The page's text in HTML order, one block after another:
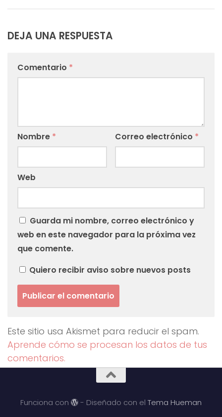
DEJA UNA RESPUESTA
Comentario *
Nombre * Correo electrónico *
Web
Guarda mi nombre, correo electrónico y
web en este navegador para la próxima vez
que comente.
Quiero recibir aviso sobre nuevos posts
Este sitio usa Akismet para reducir el spam.
Aprende cómo se procesan los datos de tus
comentarios.
Funciona con - Diseñado con el Tema Hueman